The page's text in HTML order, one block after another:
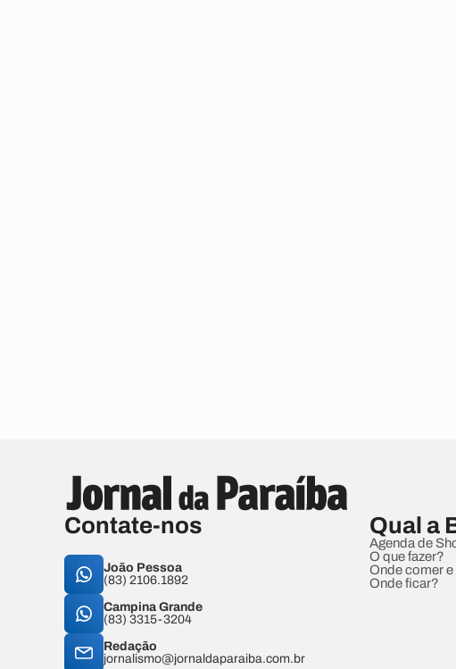
Contate-nos
João Pessoa
(83) 2106.1892
Campina Grande
(83) 3315-3204
Redação
jornalismo@jornaldaparaiba.com.br
Qual a
Agenda de
O que fazer?
Onde comer
Onde ficar?